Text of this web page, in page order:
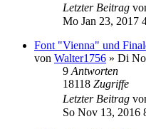
Letzter Beitrag
Mo Jan 23, 2017
Font "Vienna" und
von Walter1756 » Di
9 Antworten
18118 Zugriffe
Letzter Beitrag
So Nov 13, 2016